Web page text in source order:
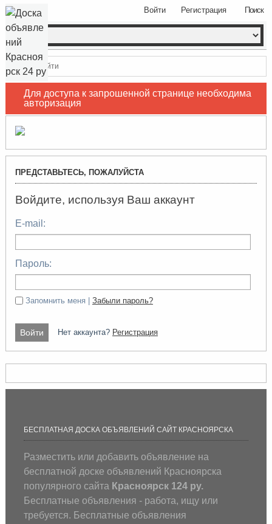
Поиск
Войти Регистрация
Войти
Для доступа к запрошенной странице необходима
авторизация
ПРЕДСТАВЬТЕСЬ, ПОЖАЛУЙСТА
Войдите, используя Ваш аккаунт
E-mail:
Пароль:
Запомнить меня | Забыли пароль?
Нет аккаунта? Регистрация
БЕСПЛАТНАЯ ДОСКА ОБЪЯВЛЕНИЙ САЙТ КРАСНОЯРСКА
Разместить или добавить объявление на
бесплатной доске объявлений Красноярска
популярного сайта Красноярск 124 ру.
Бесплатные объявления - работа, ищу или
требуется. Бесплатные объявления